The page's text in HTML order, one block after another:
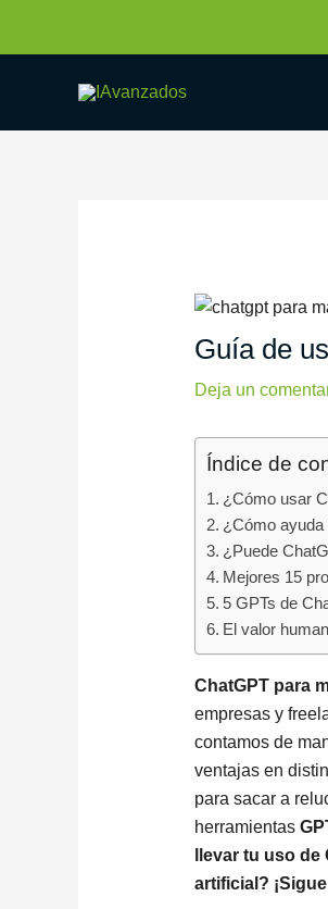
Guía de
Deja un
Índice de
¿Cómo usar
¿Cómo ayuda
¿Puede
Mejores 15
5 GPTs de
El valor
ChatGPT para
empresas y
contamos de
ventajas en
para sacar a
herramientas
llevar tu uso
artificial?